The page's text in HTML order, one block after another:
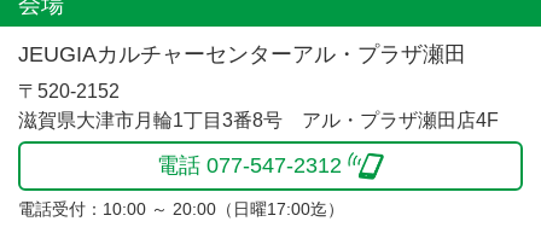
JEUGIAカルチャーセンターアル・プラザ瀬田
〒520-2152
滋賀県大津市月輪1丁目3番8号 アル・プラザ瀬田店4F
電話 077-547-2312
電話受付：10:00 ～ 20:00（日曜17:00迄）